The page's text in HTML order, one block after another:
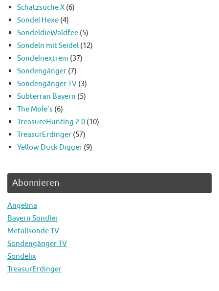
Schatzsuche X (6)
Sondel Hexe (4)
SondeldieWaldfee (5)
Sondeln mit Seidel (12)
Sondelnextrem (37)
Sondengänger (7)
Sondengänger TV (3)
Subterran Bayern (5)
The Mole’s (6)
TreasureHunting 2.0 (10)
TreasurErdinger (57)
Yellow Duck Digger (9)
Abonnieren
Angelina
Bayern Sondler
Metallsonde.TV
Sondengänger TV
Sondelix
TreasurErdinger